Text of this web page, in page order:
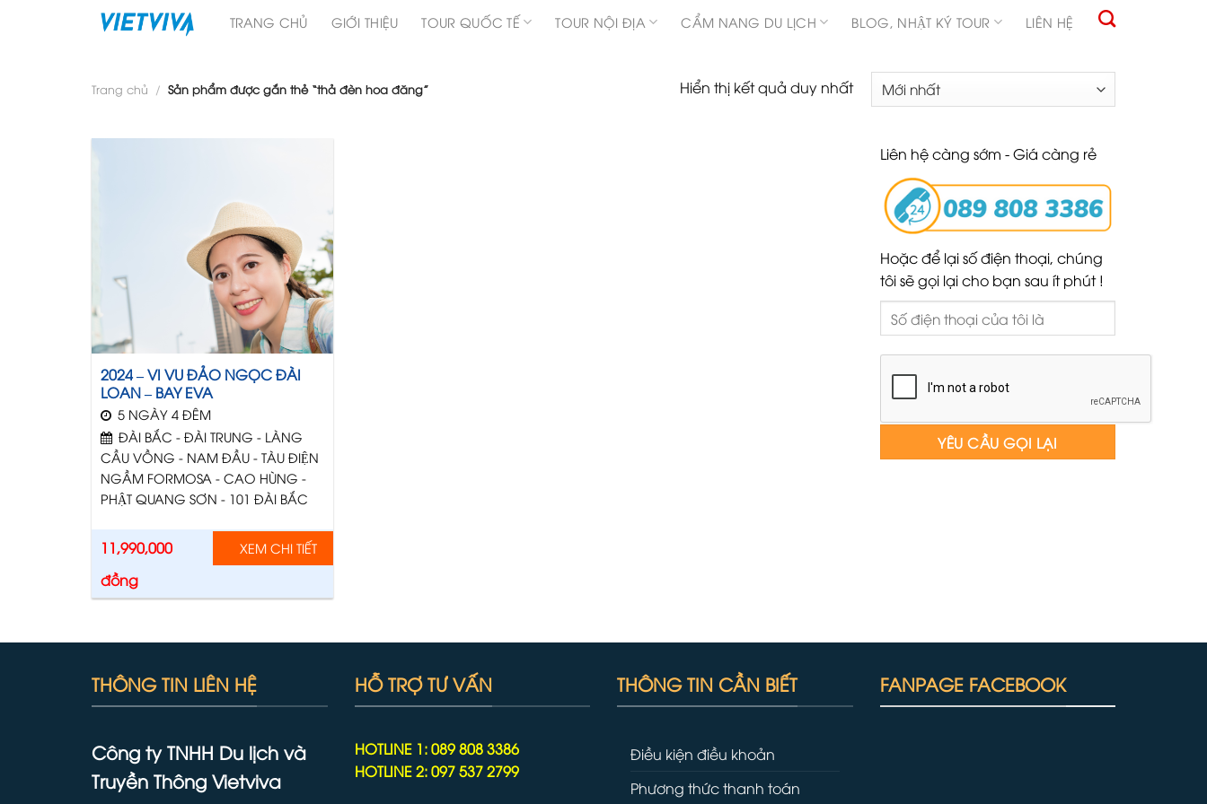
TRANG CHỦ GIỚI THIỆU TOUR QUỐC TẾ TOUR NỘI ĐỊA CẨM NANG DU LỊCH BLOG, NHẬT KÝ TOUR LIÊN HỆ
Trang chủ / Sản phẩm được gắn thẻ “thả đèn hoa đăng” Hiển thị kết quả duy nhất
2024 – VI VU ĐẢO NGỌC ĐÀI
LOAN – BAY EVA
5 NGÀY 4 ĐÊM
ĐÀI BẮC - ĐÀI TRUNG - LÀNG
CẦU VỒNG - NAM ĐẦU - TÀU ĐIỆN
NGẦM FORMOSA - CAO HÙNG -
PHẬT QUANG SƠN - 101 ĐÀI BẮC
11,990,000
đồng
XEM CHI TIẾT
Liên hệ càng sớm - Giá càng rẻ
Hoặc để lại số điện thoại, chúng
tôi sẽ gọi lại cho bạn sau ít phút !
THÔNG TIN LIÊN HỆ
Công ty TNHH Du lịch và
Truyền Thông Vietviva
HỖ TRỢ TƯ VẤN
HOTLINE 1: 089 808 3386
HOTLINE 2: 097 537 2799
THÔNG TIN CẦN BIẾT
Điều kiện điều khoản
Phương thức thanh toán
FANPAGE FACEBOOK